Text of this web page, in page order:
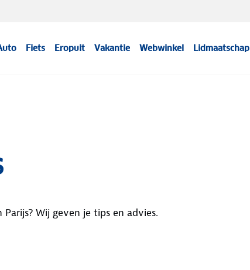
Fiets Eropuit Vakantie Webwinkel Lidmaatschap
Wij geven je tips en advies.